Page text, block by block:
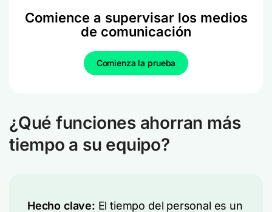
Comience a supervisar los medios
de comunicación
Comienza la prueba
¿Qué funciones ahorran más
tiempo a su equipo?
Hecho clave: El tiempo del personal es un